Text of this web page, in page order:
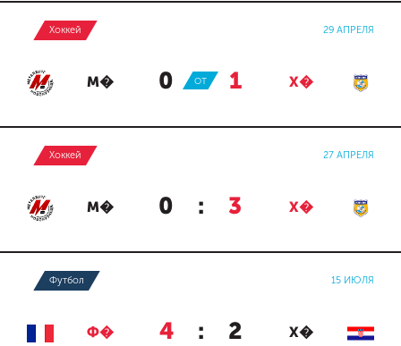
Хоккей 29 АПРЕЛЯ
М� 0 : 1 Х�
ОТ
Хоккей 27 АПРЕЛЯ
М� 0 : 3 Х�
Футбол 15 ИЮЛЯ
Ф� 4 : 2 Х�